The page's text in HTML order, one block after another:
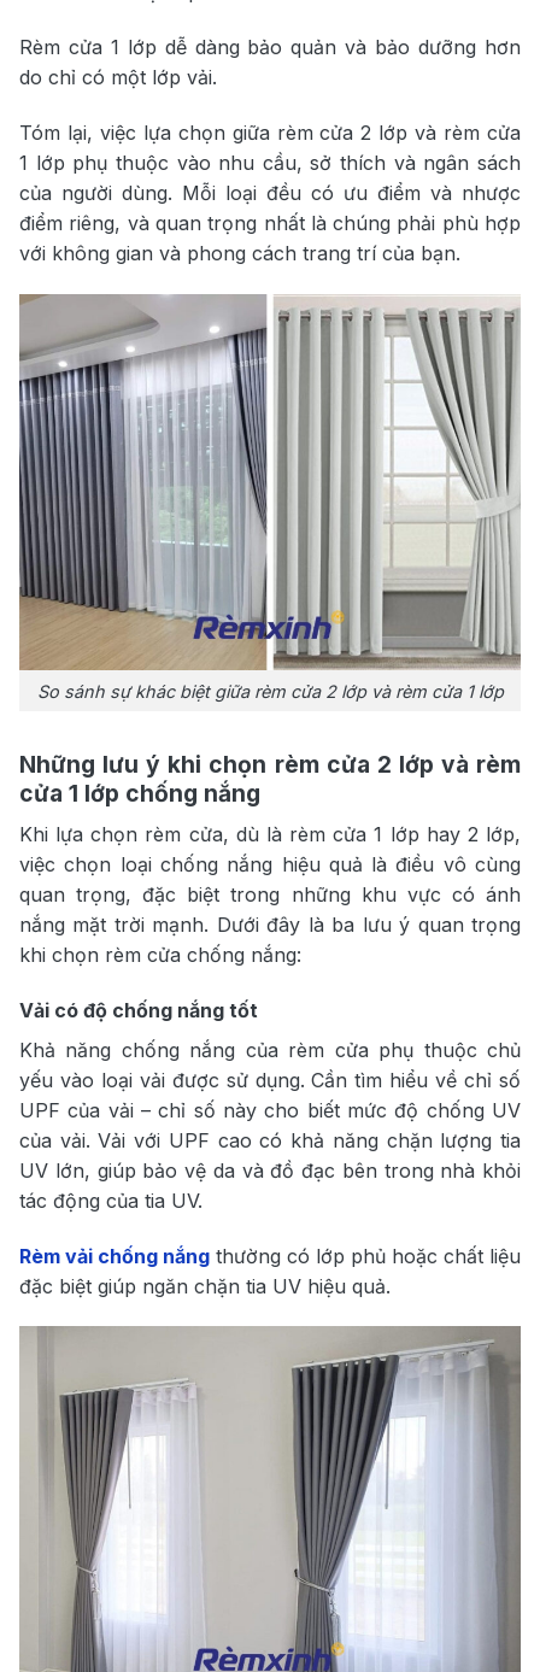
Rèm cửa 1 lớp dễ dàng bảo quản và bảo dưỡng hơn
do chỉ có một lớp vải.
Tóm lại, việc lựa chọn giữa rèm cửa 2 lớp và rèm cửa
1 lớp phụ thuộc vào nhu cầu, sở thích và ngân sách
của người dùng. Mỗi loại đều có ưu điểm và nhược
điểm riêng, và quan trọng nhất là chúng phải phù hợp
với không gian và phong cách trang trí của bạn.
So sánh sự khác biệt giữa rèm cửa 2 lớp và rèm cửa 1 lớp
Những lưu ý khi chọn rèm cửa 2 lớp và rèm
cửa 1 lớp chống nắng
Khi lựa chọn rèm cửa, dù là rèm cửa 1 lớp hay 2 lớp,
việc chọn loại chống nắng hiệu quả là điều vô cùng
quan trọng, đặc biệt trong những khu vực có ánh
nắng mặt trời mạnh. Dưới đây là ba lưu ý quan trọng
khi chọn rèm cửa chống nắng:
Vải có độ chống nắng tốt
Khả năng chống nắng của rèm cửa phụ thuộc chủ
yếu vào loại vải được sử dụng. Cần tìm hiểu về chỉ số
UPF của vải – chỉ số này cho biết mức độ chống UV
của vải. Vải với UPF cao có khả năng chặn lượng tia
UV lớn, giúp bảo vệ da và đồ đạc bên trong nhà khỏi
tác động của tia UV.
Rèm vải chống nắng thường có lớp phủ hoặc chất liệu
đặc biệt giúp ngăn chặn tia UV hiệu quả.